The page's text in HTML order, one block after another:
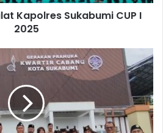
Kapolres Sukabumi CUP I
2025